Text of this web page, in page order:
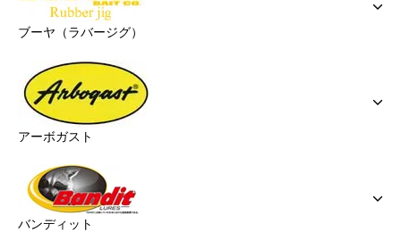
ブーヤ（ラバージグ）
アーボガスト
バンディット